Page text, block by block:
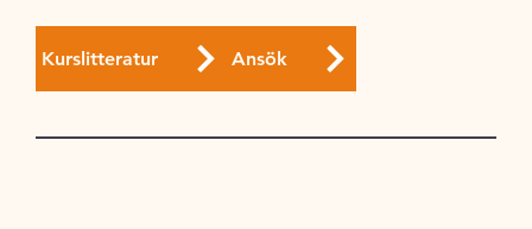
Kurslitteratur Ansök